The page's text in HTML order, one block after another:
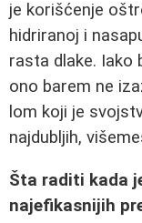
je korišćenje
hidriranoj i
rasta dlake. Iako
ono barem ne
lom koji je
najdubljih,
Šta raditi kada
najefikasnijih